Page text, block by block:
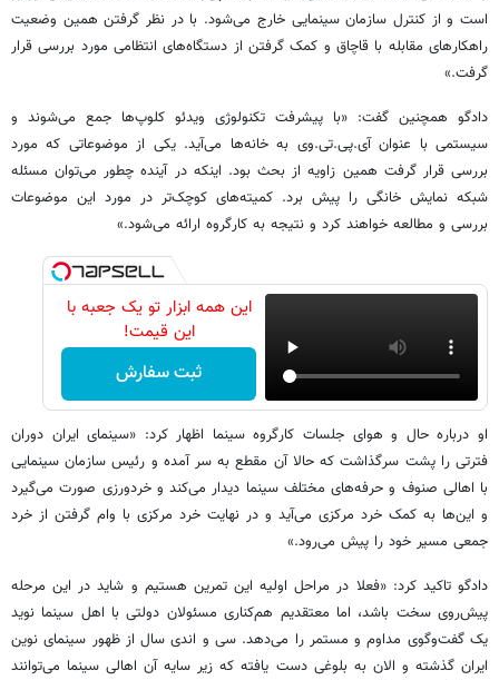
است و از کنترل سازمان سینمایی خارج می‌شود. با در نظر گرفتن همین وضعیت
راهکارهای مقابله با قاچاق و کمک گرفتن از دستگاه‌های انتظامی مورد بررسی قرار
گرفت.»
دادگو همچنین گفت: «با پیشرفت تکنولوژی ویدئو کلوپ‌ها جمع می‌شوند و
سیستمی با عنوان آی.پی.تی.وی به خانه‌ها می‌آید. یکی از موضوعاتی که مورد
بررسی قرار گرفت همین زاویه از بحث بود. اینکه در آینده چطور می‌توان مسئله
شبکه نمایش خانگی را پیش برد. کمیته‌های کوچک‌تر در مورد این موضوعات
بررسی و مطالعه خواهند کرد و نتیجه به کارگروه ارائه می‌شود.»
این همه ابزار تو یک جعبه با
این قیمت!
ثبت سفارش
او درباره حال و هوای جلسات کارگروه سینما اظهار کرد: «سینمای ایران دوران
فترتی را پشت سرگذاشت که حالا آن مقطع به سر آمده و رئیس سازمان سینمایی
با اهالی صنوف و حرفه‌های مختلف سینما دیدار می‌کند و خردورزی صورت می‌گیرد
و این‌ها به کمک خرد مرکزی می‌آید و در نهایت خرد مرکزی با وام گرفتن از خرد
جمعی مسیر خود را پیش می‌رود.»
دادگو تاکید کرد: «فعلا در مراحل اولیه این تمرین هستیم و شاید در این مرحله
پیش‌روی سخت باشد، اما معتقدیم هم‌کناری مسئولان دولتی با اهل سینما نوید
یک گفت‌و‌گوی مداوم و مستمر را می‌دهد. سی و اندی سال از ظهور سینمای نوین
ایران گذشته و الان به بلوغی دست یافته که زیر سایه آن اهالی سینما می‌توانند